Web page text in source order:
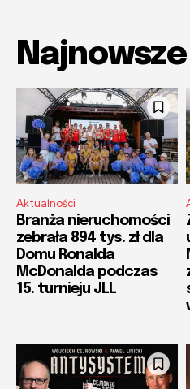
Najnowsze
Aktualności
Branża nieruchomości
zebrała 894 tys. zł dla
Domu Ronalda
McDonalda podczas
15. turnieju JLL